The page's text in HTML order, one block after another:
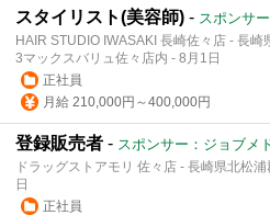
スタイリスト(美容師) - スポンサ
HAIR STUDIO IWASAKI 長崎佐々店 - 長
3マックスバリュ佐々店内 - 8月1日
正社員
月給 210,000円～400,000円
登録販売者 - スポンサー：ジョブメ
ドラッグストアモリ 佐々店 - 長崎県北松
日
正社員